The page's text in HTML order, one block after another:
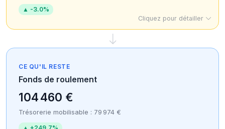
▲ -3.0%
Cliquez pour détailler
CE QU'IL RESTE
Fonds de roulement
104 460 €
Trésorerie mobilisable : 79 974 €